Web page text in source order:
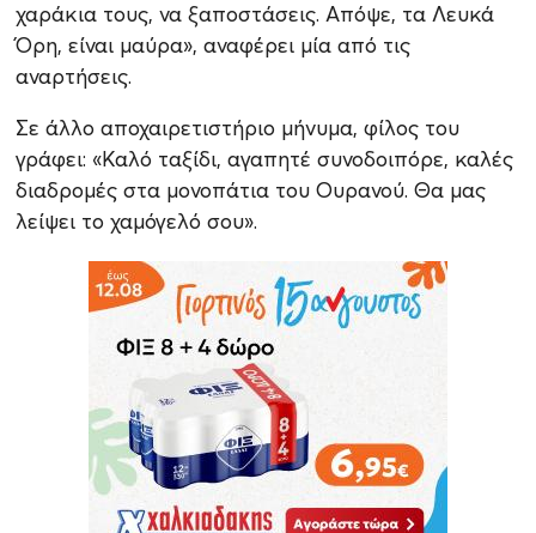
χαράκια τους, να ξαποστάσεις. Απόψε, τα Λευκά
Όρη, είναι μαύρα», αναφέρει μία από τις
αναρτήσεις.
Σε άλλο αποχαιρετιστήριο μήνυμα, φίλος του
γράφει: «Καλό ταξίδι, αγαπητέ συνοδοιπόρε, καλές
διαδρομές στα μονοπάτια του Ουρανού. Θα μας
λείψει το χαμόγελό σου».